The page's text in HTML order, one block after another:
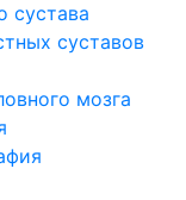
сустава
суставов
мозга